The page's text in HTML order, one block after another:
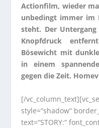
Actionfilm, wieder
unbedingt immer im
steht. Der
Knopfdruck
Bösewicht mit
in einem
gegen die Zeit.
[/
style=“shadow“
text=“STORY:“